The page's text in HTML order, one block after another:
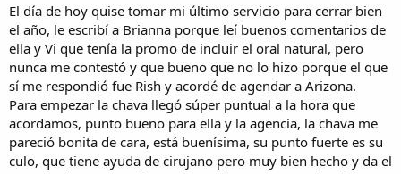
e
m
a
i
c
i
o
El día de hoy quise tomar mi último servicio para cerrar bien
el año, le escribí a Brianna porque leí buenos comentarios de
ella y Vi que tenía la promo de incluir el oral natural, pero
nunca me contestó y que bueno que no lo hizo porque el que
sí me respondió fue Rish y acordé de agendar a Arizona.
Para empezar la chava llegó súper puntual a la hora que
acordamos, punto bueno para ella y la agencia, la chava me
pareció bonita de cara, está buenísima, su punto fuerte es su
culo, que tiene ayuda de cirujano pero muy bien hecho y da el